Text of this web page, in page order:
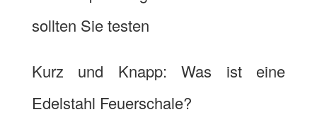
sollten Sie testen
Kurz und Knapp: Was ist eine
Edelstahl Feuerschale?